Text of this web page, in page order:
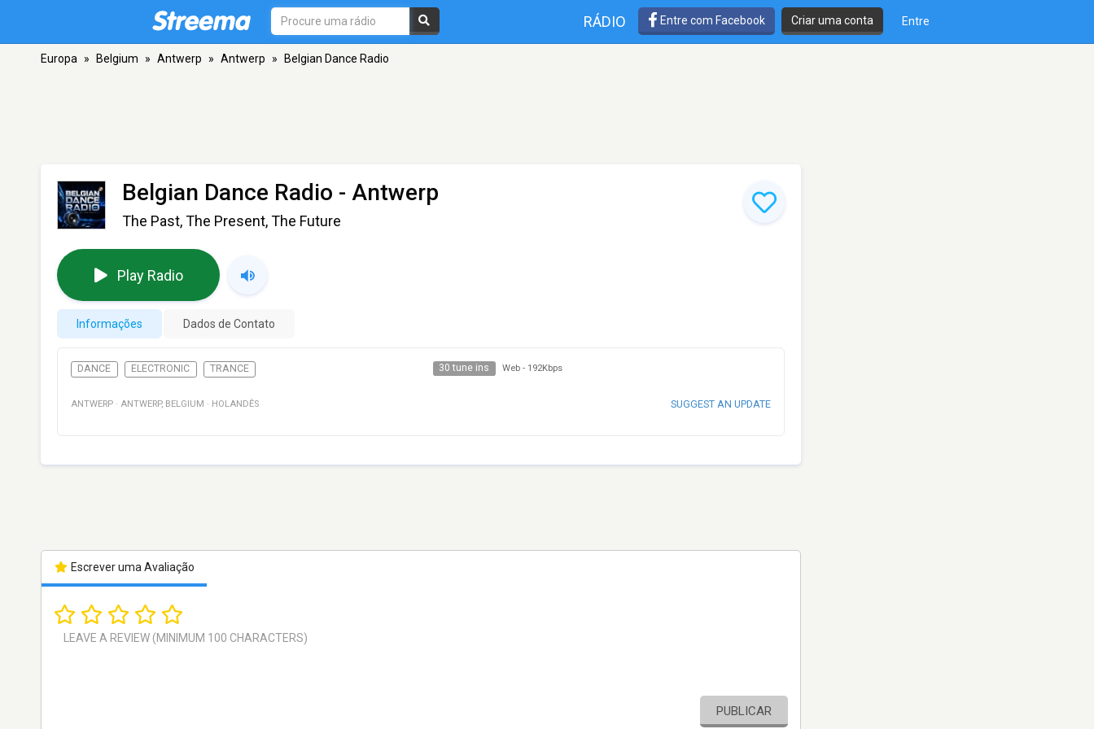
RÁDIO Entre com Facebook Criar uma conta Entre
Europa » Belgium » Antwerp » Antwerp » Belgian Dance Radio
Belgian Dance Radio - Antwerp
The Past, The Present, The Future
Play Radio
Informações Dados de Contato
DANCE ELECTRONIC TRANCE 30 tune ins Web - 192Kbps
ANTWERP · ANTWERP, BELGIUM · HOLANDÊS SUGGEST AN UPDATE
Escrever uma Avaliação
PUBLICAR